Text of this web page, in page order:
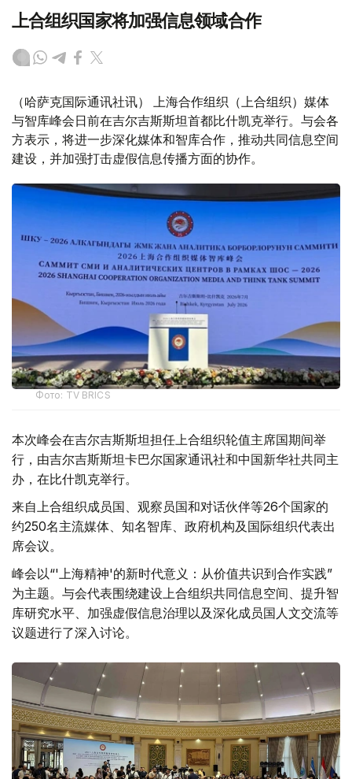
上合组织国家将加强信息领域合作
（哈萨克国际通讯社讯） 上海合作组织（上合组织）媒体
与智库峰会日前在吉尔吉斯斯坦首都比什凯克举行。与会各
方表示，将进一步深化媒体和智库合作，推动共同信息空间
建设，并加强打击虚假信息传播方面的协作。
Фото: TV BRICS
本次峰会在吉尔吉斯斯坦担任上合组织轮值主席国期间举
行，由吉尔吉斯斯坦卡巴尔国家通讯社和中国新华社共同主
办，在比什凯克举行。
来自上合组织成员国、观察员国和对话伙伴等26个国家的
约250名主流媒体、知名智库、政府机构及国际组织代表出
席会议。
峰会以“'上海精神'的新时代意义：从价值共识到合作实践”
为主题。与会代表围绕建设上合组织共同信息空间、提升智
库研究水平、加强虚假信息治理以及深化成员国人文交流等
议题进行了深入讨论。